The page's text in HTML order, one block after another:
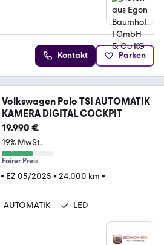
Kontakt Parken
Volkswagen Polo TSI AUTOMATIK
KAMERA DIGITAL COCKPIT
19.990 €
19% MwSt.
Fairer Preis
• EZ 05/2025 • 24.000 km •
AUTOMATIK LED